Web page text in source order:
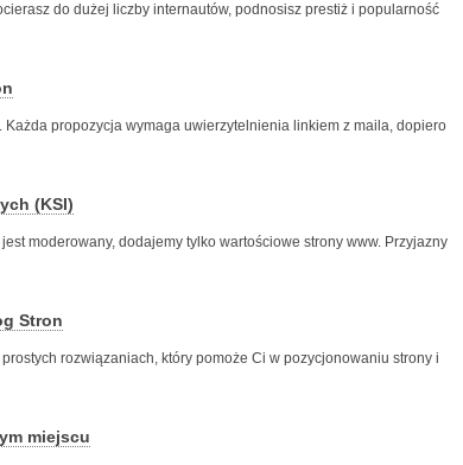
do dużej liczby internautów, podnosisz prestiż i popularność
propozycja wymaga uwierzytelnienia linkiem z maila, dopiero
(KSI)
moderowany, dodajemy tylko wartościowe strony www. Przyjazny
Stron
rozwiązaniach, który pomoże Ci w pozycjonowaniu strony i
miejscu